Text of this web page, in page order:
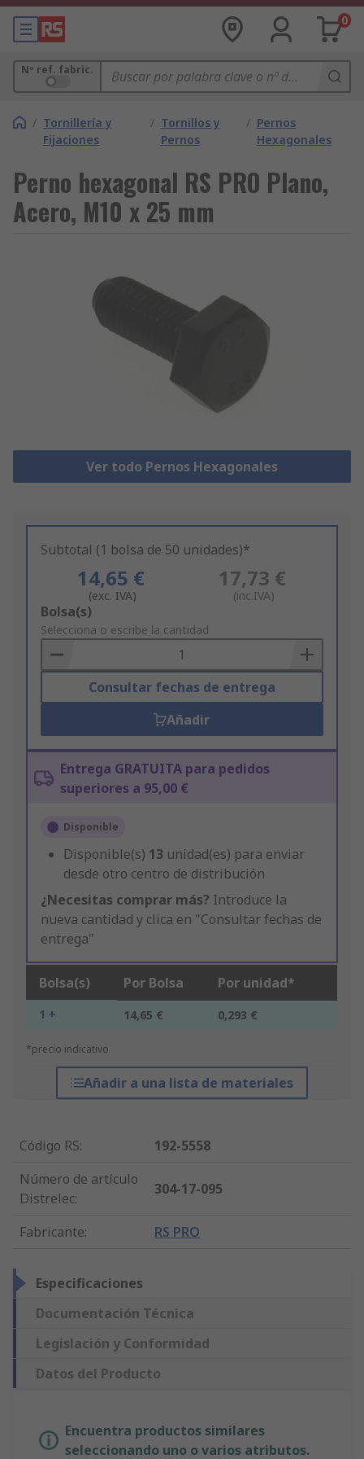
0
Nº ref. fabric.
/ Tornillería y
Fijaciones
/ Tornillos y
Pernos
/ Pernos
Hexagonales
Perno hexagonal RS PRO Plano,
Acero, M10 x 25 mm
Ver todo Pernos Hexagonales
Subtotal (1 bolsa de 50 unidades)*
14,65 €
(exc. IVA)
17,73 €
(inc.IVA)
Add
to
Basket
Bolsa(s)
Selecciona o escribe la cantidad
Consultar fechas de entrega
Añadir
Entrega GRATUITA para pedidos
superiores a 95,00 €
Disponible
Disponible(s) 13 unidad(es) para enviar
desde otro centro de distribución
¿Necesitas comprar más? Introduce la
nueva cantidad y clica en "Consultar fechas de
entrega"
Bolsa(s) Por Bolsa Por unidad*
1 + 14,65 € 0,293 €
*precio indicativo
Añadir a una lista de materiales
Código RS:
192-5558
Número de artículo
Distrelec:
304-17-095
Fabricante: RS PRO
Especificaciones
Documentación Técnica
Legislación y Conformidad
Datos del Producto
Encuentra productos similares
seleccionando uno o varios atributos.